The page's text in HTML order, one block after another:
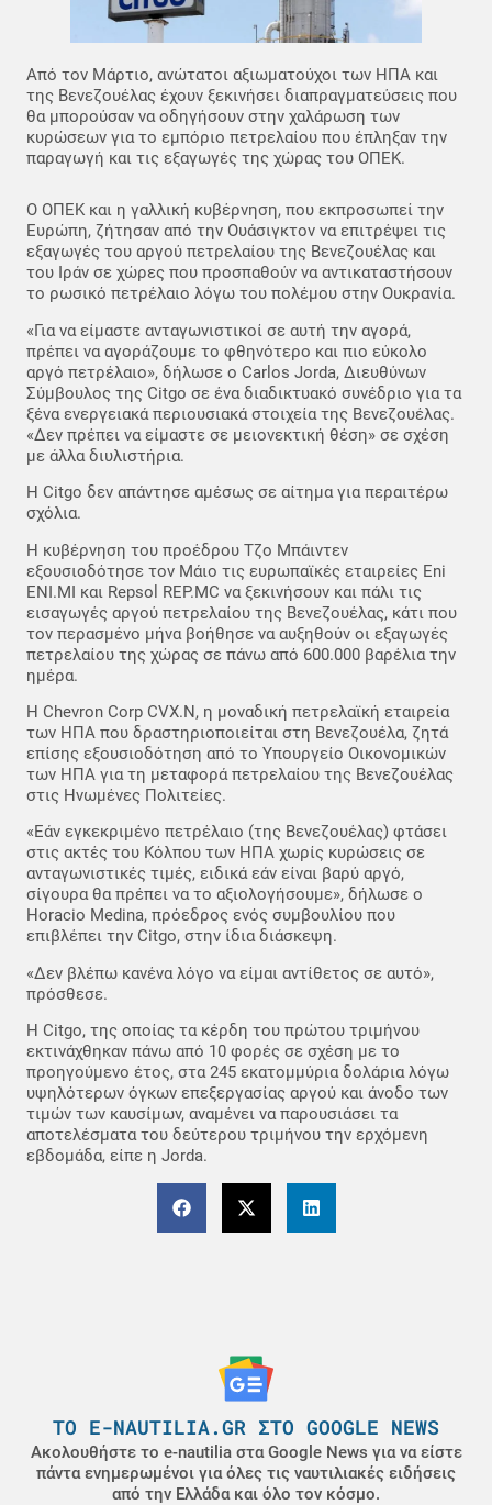
Από τον Μάρτιο, ανώτατοι αξιωματούχοι των ΗΠΑ και
της Βενεζουέλας έχουν ξεκινήσει διαπραγματεύσεις που
θα μπορούσαν να οδηγήσουν στην χαλάρωση των
κυρώσεων για το εμπόριο πετρελαίου που έπληξαν την
παραγωγή και τις εξαγωγές της χώρας του ΟΠΕΚ.
Ο ΟΠΕΚ και η γαλλική κυβέρνηση, που εκπροσωπεί την
Ευρώπη, ζήτησαν από την Ουάσιγκτον να επιτρέψει τις
εξαγωγές του αργού πετρελαίου της Βενεζουέλας και
του Ιράν σε χώρες που προσπαθούν να αντικαταστήσουν
το ρωσικό πετρέλαιο λόγω του πολέμου στην Ουκρανία.
«Για να είμαστε ανταγωνιστικοί σε αυτή την αγορά,
πρέπει να αγοράζουμε το φθηνότερο και πιο εύκολο
αργό πετρέλαιο», δήλωσε ο Carlos Jorda, Διευθύνων
Σύμβουλος της Citgo σε ένα διαδικτυακό συνέδριο για τα
ξένα ενεργειακά περιουσιακά στοιχεία της Βενεζουέλας.
«Δεν πρέπει να είμαστε σε μειονεκτική θέση» σε σχέση
με άλλα διυλιστήρια.
Η Citgo δεν απάντησε αμέσως σε αίτημα για περαιτέρω
σχόλια.
Η κυβέρνηση του προέδρου Τζο Μπάιντεν
εξουσιοδότησε τον Μάιο τις ευρωπαϊκές εταιρείες Eni
ENI.MI και Repsol REP.MC να ξεκινήσουν και πάλι τις
εισαγωγές αργού πετρελαίου της Βενεζουέλας, κάτι που
τον περασμένο μήνα βοήθησε να αυξηθούν οι εξαγωγές
πετρελαίου της χώρας σε πάνω από 600.000 βαρέλια την
ημέρα.
Η Chevron Corp CVX.N, η μοναδική πετρελαϊκή εταιρεία
των ΗΠΑ που δραστηριοποιείται στη Βενεζουέλα, ζητά
επίσης εξουσιοδότηση από το Υπουργείο Οικονομικών
των ΗΠΑ για τη μεταφορά πετρελαίου της Βενεζουέλας
στις Ηνωμένες Πολιτείες.
«Εάν εγκεκριμένο πετρέλαιο (της Βενεζουέλας) φτάσει
στις ακτές του Κόλπου των ΗΠΑ χωρίς κυρώσεις σε
ανταγωνιστικές τιμές, ειδικά εάν είναι βαρύ αργό,
σίγουρα θα πρέπει να το αξιολογήσουμε», δήλωσε ο
Horacio Medina, πρόεδρος ενός συμβουλίου που
επιβλέπει την Citgo, στην ίδια διάσκεψη.
«Δεν βλέπω κανένα λόγο να είμαι αντίθετος σε αυτό»,
πρόσθεσε.
Η Citgo, της οποίας τα κέρδη του πρώτου τριμήνου
εκτινάχθηκαν πάνω από 10 φορές σε σχέση με το
προηγούμενο έτος, στα 245 εκατομμύρια δολάρια λόγω
υψηλότερων όγκων επεξεργασίας αργού και άνοδο των
τιμών των καυσίμων, αναμένει να παρουσιάσει τα
αποτελέσματα του δεύτερου τριμήνου την ερχόμενη
εβδομάδα, είπε η Jorda.
ΤΟ E-NAUTILIA.GR ΣΤΟ GOOGLE NEWS
Ακολουθήστε το e-nautilia στα Google News για να είστε
πάντα ενημερωμένοι για όλες τις ναυτιλιακές ειδήσεις
από την Ελλάδα και όλο τον κόσμο.